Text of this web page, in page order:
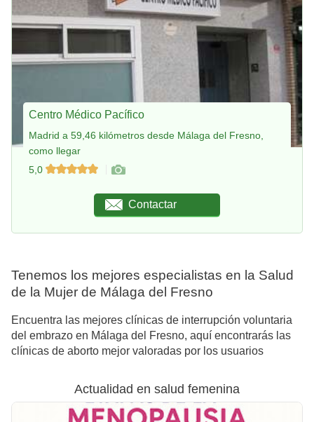
Centro Médico Pacífico
Madrid a 59,46 kilómetros desde Málaga del Fresno,
como llegar
5,0
Contactar
Tenemos los mejores especialistas en la Salud
de la Mujer de Málaga del Fresno
Encuentra las mejores clínicas de interrupción voluntaria
del embrazo en Málaga del Fresno, aquí encontrarás las
clínicas de aborto mejor valoradas por los usuarios
Actualidad en salud femenina